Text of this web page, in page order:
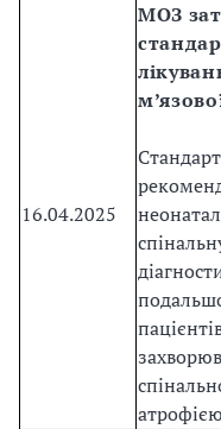
16.04.2025
МОЗ
атрофією